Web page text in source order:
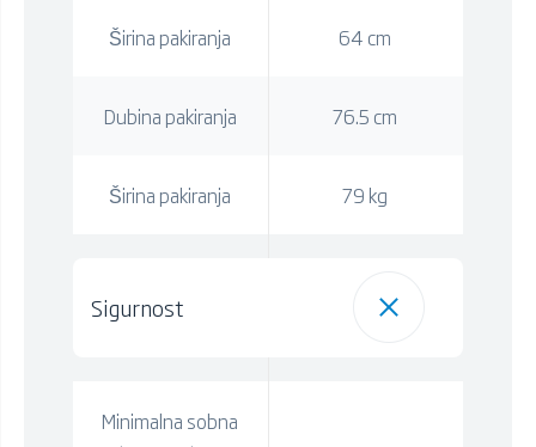
Širina pakiranja 64 cm
Dubina pakiranja 76.5 cm
Širina pakiranja 79 kg
Sigurnost
Minimalna sobna